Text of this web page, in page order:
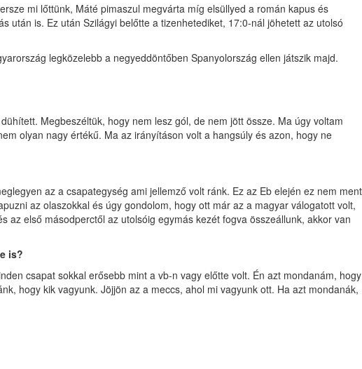
mi lőttünk, Máté pimaszul megvárta míg elsüllyed a román kapus és
után is. Ez után Szilágyi belőtte a tizenhetediket, 17:0-nál jöhetett az utolsó
legközelebb a negyeddöntőben Spanyolország ellen játszik majd.
Megbeszéltük, hogy nem lesz gól, de nem jött össze. Ma úgy voltam
olyan nagy értékű. Ma az irányításon volt a hangsúly és azon, hogy ne
az a csapategység ami jellemző volt ránk. Ez az Eb elején ez nem ment
az olaszokkal és úgy gondolom, hogy ott már az a magyar válogatott volt,
első másodperctől az utolsóig egymás kezét fogva összeállunk, akkor van
is?
csapat sokkal erősebb mint a vb-n vagy előtte volt. Én azt mondanám, hogy
hogy kik vagyunk. Jöjjön az a meccs, ahol mi vagyunk ott. Ha azt mondanák,